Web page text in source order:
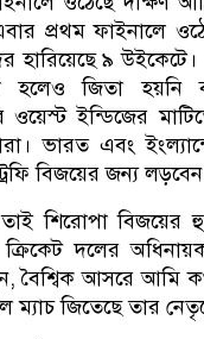
প্রথম ফাইনালে
হারিয়েছে ৯
হলেও জিতা
ইন্ডিজের
ভারত এবং
বিজয়ের জন্য লড়বেন
শিরোপা বিজয়ের
দলের
বৈশ্বিক আসরে আমি
জিতেছে তার